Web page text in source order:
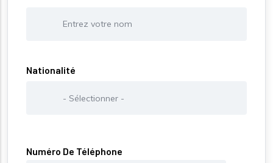
Nationalité
Nationalité
Numéro De Téléphone